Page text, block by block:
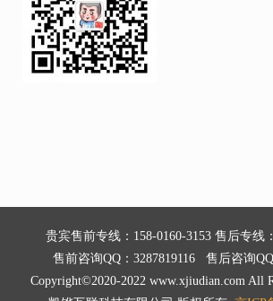
贵宾售前专线：158-0160-3153 售后专线
售前咨询QQ：3287819116 售后咨询
Copyright©2020-2022 www.xjiudian.com All